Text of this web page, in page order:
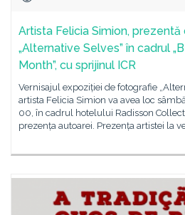
Artista Felicia Simion,
„Alternative Selves” în cadrul
Month”, cu sprijinul ICR
Vernisajul expoziției de fotografie
artista Felicia Simion va avea loc
00, în cadrul hotelului Radisson
prezența autoarei. Prezența artistei la